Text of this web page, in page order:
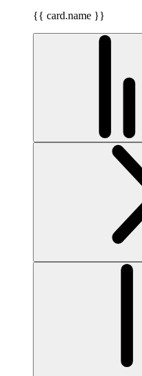
{{ card.name }}